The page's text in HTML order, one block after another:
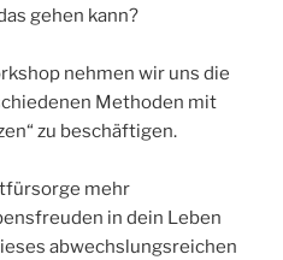
gehen kann?
nehmen wir uns die
Methoden mit
zu beschäftigen.
mehr
in dein Leben
abwechslungsreichen